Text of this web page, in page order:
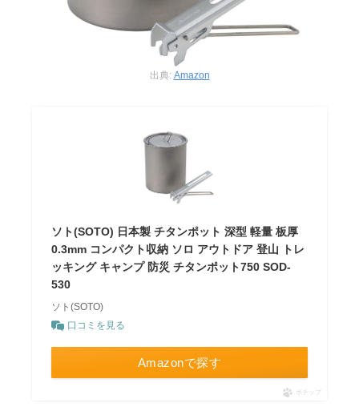
出典: Amazon
ソト(SOTO) 日本製 チタンポット 深型 軽量 板厚
0.3mm コンパクト収納 ソロ アウトドア 登山 トレ
ッキング キャンプ 防災 チタンポット750 SOD-
530
ソト(SOTO)
口コミを見る
Amazonで探す
ポチップ